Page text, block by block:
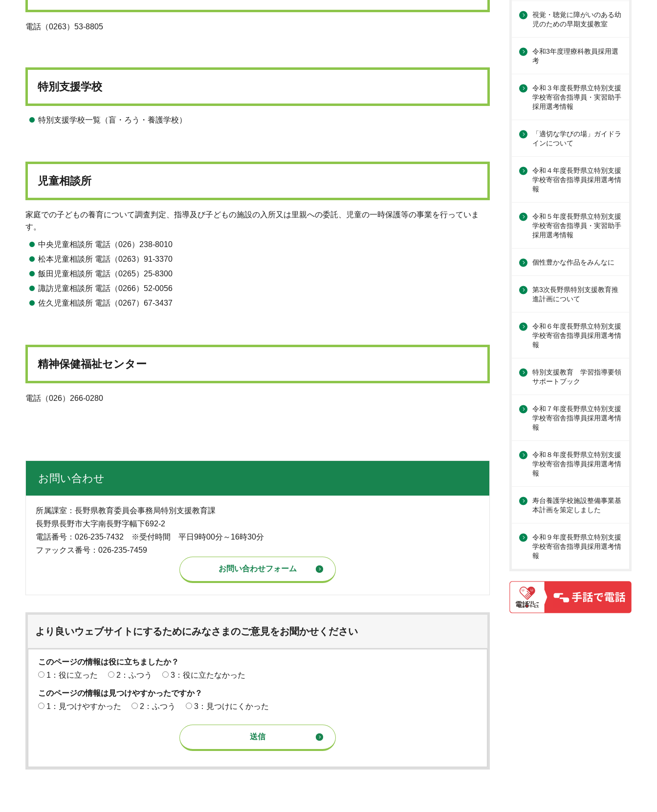
電話（0263）53-8805
特別支援学校
特別支援学校一覧（盲・ろう・養護学校）
児童相談所
家庭での子どもの養育について調査判定、指導及び子どもの施設の入所又は里親への委託、児童の一時保護等の事業を行っていま
す。
中央児童相談所 電話（026）238-8010
松本児童相談所 電話（0263）91-3370
飯田児童相談所 電話（0265）25-8300
諏訪児童相談所 電話（0266）52-0056
佐久児童相談所 電話（0267）67-3437
精神保健福祉センター
電話（026）266-0280
お問い合わせ
所属課室：長野県教育委員会事務局特別支援教育課
長野県長野市大字南長野字幅下692-2
電話番号：026-235-7432 ※受付時間 平日9時00分～16時30分
ファックス番号：026-235-7459
より良いウェブサイトにするためにみなさまのご意見をお聞かせください
このページの情報は役に立ちましたか？
1：役に立った
2：ふつう 3：役に立たなかった
このページの情報は見つけやすかったですか？
1：見つけやすかった
2：ふつう 3：見つけにくかった
視覚・聴覚に障がいのある幼
児のための早期支援教室
令和3年度理療科教員採用選
考
令和３年度長野県立特別支援
学校寄宿舎指導員・実習助手
採用選考情報
「適切な学びの場」ガイドラ
インについて
令和４年度長野県立特別支援
学校寄宿舎指導員採用選考情
報
令和５年度長野県立特別支援
学校寄宿舎指導員・実習助手
採用選考情報
個性豊かな作品をみんなに
第3次長野県特別支援教育推
進計画について
令和６年度長野県立特別支援
学校寄宿舎指導員採用選考情
報
特別支援教育 学習指導要領
サポートブック
令和７年度長野県立特別支援
学校寄宿舎指導員採用選考情
報
令和８年度長野県立特別支援
学校寄宿舎指導員採用選考情
報
寿台養護学校施設整備事業基
本計画を策定しました
令和９年度長野県立特別支援
学校寄宿舎指導員採用選考情
報